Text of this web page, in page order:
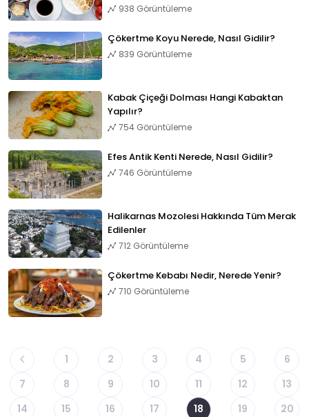
938 Görüntüleme
Çökertme Koyu Nerede, Nasıl Gidilir?
839 Görüntüleme
Kabak Çiçeği Dolması Hangi Kabaktan
Yapılır?
754 Görüntüleme
Efes Antik Kenti Nerede, Nasıl Gidilir?
746 Görüntüleme
Halikarnas Mozolesi Hakkında Tüm Merak
Edilenler
712 Görüntüleme
Çökertme Kebabı Nedir, Nerede Yenir?
710 Görüntüleme
1 2 3 4 5
6
7
8 9 10 11 12
13
14
15 16 17 18 19
20